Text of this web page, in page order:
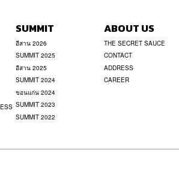
SUMMIT
อีสาน 2026
SUMMIT 2025
อีสาน 2025
SUMMIT 2024
ขอนแก่น 2024
SUMMIT 2023
SUMMIT 2022
ABOUT US
THE SECRET SAUCE
CONTACT
ADDRESS
CAREER